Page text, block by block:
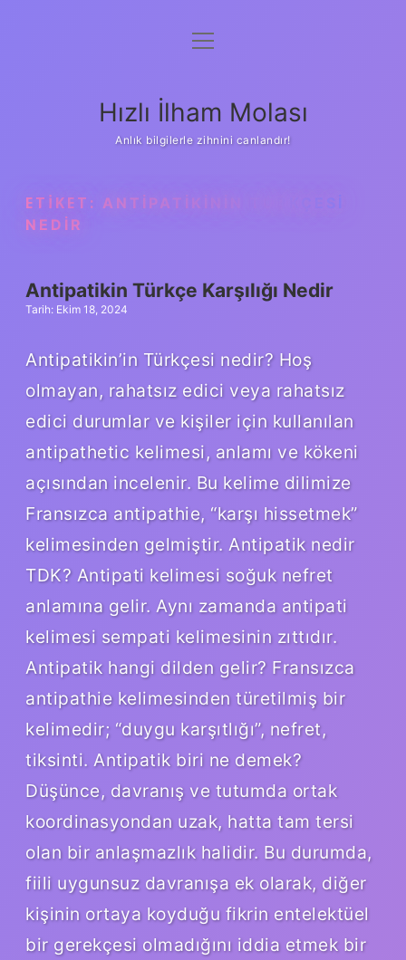
Anasayfa
Yasal Uyarı
menüyü
Hızlı İlham Molası
Anlık bilgilerle zihnini canlandır!
ETIKET: ANTIPATIKININ TÜRKÇESI
NEDIR
Antipatikin Türkçe Karşılığı Nedir
Tarih: Ekim 18, 2024
Antipatikin’in Türkçesi nedir? Hoş
olmayan, rahatsız edici veya rahatsız
edici durumlar ve kişiler için kullanılan
antipathetic kelimesi, anlamı ve kökeni
açısından incelenir. Bu kelime dilimize
Fransızca antipathie, “karşı hissetmek”
kelimesinden gelmiştir. Antipatik nedir
TDK? Antipati kelimesi soğuk nefret
anlamına gelir. Aynı zamanda antipati
kelimesi sempati kelimesinin zıttıdır.
Antipatik hangi dilden gelir? Fransızca
antipathie kelimesinden türetilmiş bir
kelimedir; “duygu karşıtlığı”, nefret,
tiksinti. Antipatik biri ne demek?
Düşünce, davranış ve tutumda ortak
koordinasyondan uzak, hatta tam tersi
olan bir anlaşmazlık halidir. Bu durumda,
fiili uygunsuz davranışa ek olarak, diğer
kişinin ortaya koyduğu fikrin entelektüel
bir gerekçesi olmadığını iddia etmek bir